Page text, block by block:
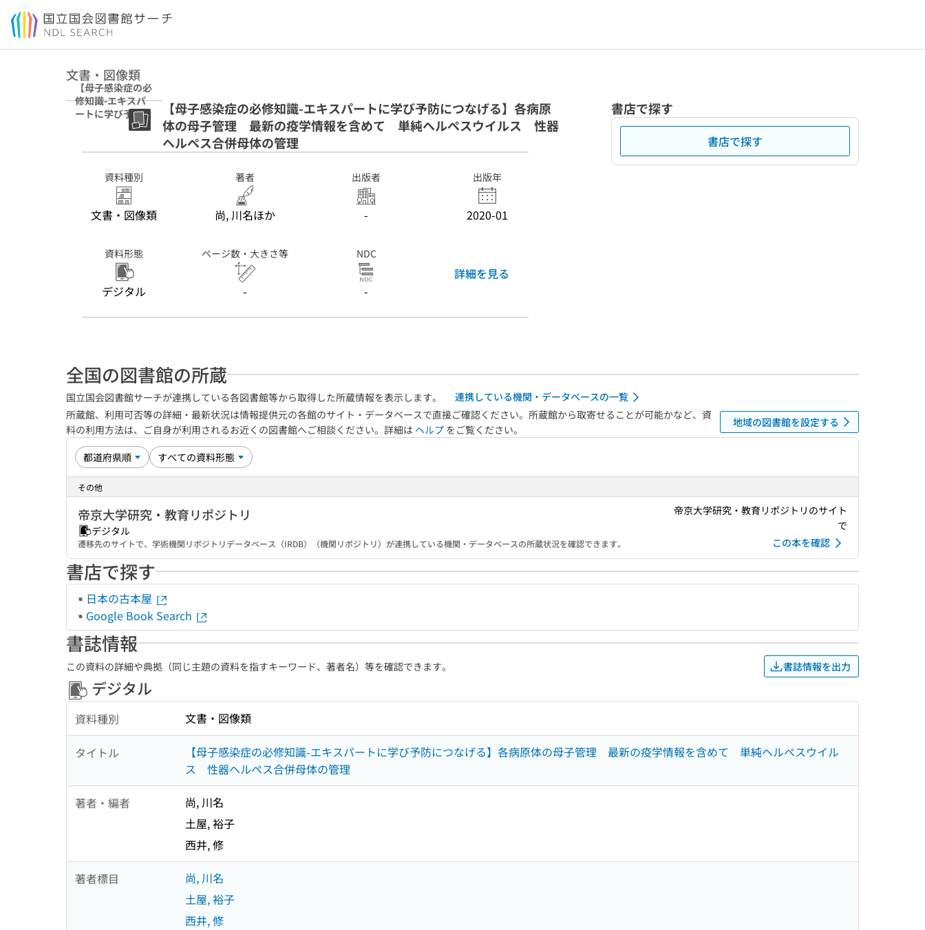
本文へ移動
文書・図像類
【母子感染症の必
修知識-エキスパ
ートに学び予防に
つなげる】各病原
新の疫学情報を含
スウイルス 性器
ヘルペス合併母体
【母子感染症の必修知識-エキスパートに学び予防につなげる】各病原
体の母子管理 最新の疫学情報を含めて 単純ヘルペスウイルス 性器
ヘルペス合併母体の管理
資料種別
文書・図像類
著者
尚, 川名ほか
出版者
-
出版年
2020-01
資料形態
デジタル
ページ数・大きさ等
-
NDC
-
詳細を見る
書店で探す
書店で探す
全国の図書館の所蔵
国立国会図書館サーチが連携している各図書館等から取得した所蔵情報を表示します。
連携している機関・データベースの一覧
所蔵館、利用可否等の詳細・最新状況は情報提供元の各館のサイト・データベースで直接ご確認ください。所蔵館から取寄せることが可能かなど、資
料の利用方法は、ご自身が利用されるお近くの図書館へご相談ください。詳細は ヘルプ をご覧ください。
地域の図書館を設定する
その他
帝京大学研究・教育リポジトリ
デジタル
遷移先のサイトで、学術機関リポジトリデータベース（IRDB）（機関リポジトリ）が連携している機関・データベースの所蔵状況を確認できます。
帝京大学研究・教育リポジトリのサイト
で
この本を確認
書店で探す
日本の古本屋
Google Book Search
書誌情報
この資料の詳細や典拠（同じ主題の資料を指すキーワード、著者名）等を確認できます。 書誌情報を出力
デジタル
資料種別 文書・図像類
タイトル
【母子感染症の必修知識-エキスパートに学び予防につなげる】各病原体の母子管理 最新の疫学情報を含めて 単純ヘルペスウイル
ス 性器ヘルペス合併母体の管理
著者・編者
尚, 川名
土屋, 裕子
西井, 修
著者標目
尚, 川名
土屋, 裕子
西井, 修